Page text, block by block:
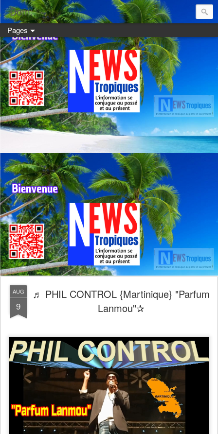
Dom:
Pages
AUG
9
♬ PHIL CONTROL {Martinique} "Parfum
Lanmou"✰